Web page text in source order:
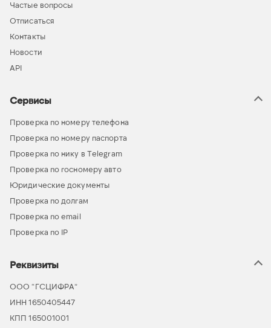
Частые вопросы
Отписаться
Контакты
Новости
API
Сервисы
Проверка по номеру телефона
Проверка по номеру паспорта
Проверка по нику в Telegram
Проверка по госномеру авто
Юридические документы
Проверка по долгам
Проверка по email
Проверка по IP
Реквизиты
ООО “ГСЦИФРА”
ИНН 1650405447
КПП 165001001